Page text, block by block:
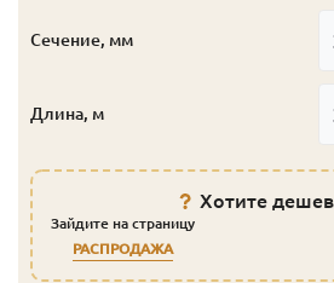
Сечение, мм
Длина, м
Хотите
Зайдите на страницу
РАСПРОДАЖА